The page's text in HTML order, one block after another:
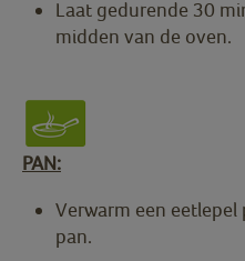
Laat gedurende 30
midden van de oven.
PAN:
Verwarm een
pan.